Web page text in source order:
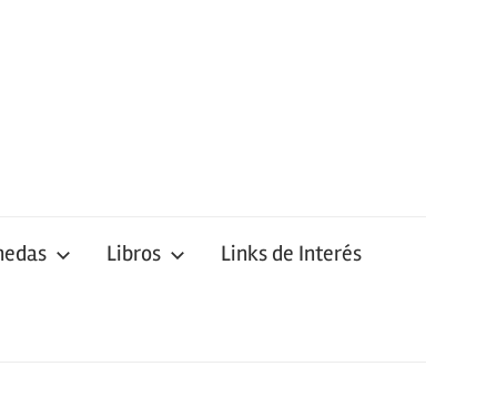
Libros Links de Interés